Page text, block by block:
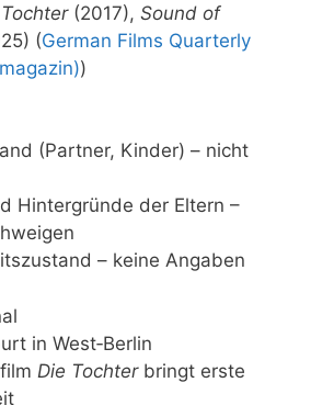
(2017), Sound of
(German Films Quarterly
)
(Partner, Kinder) – nicht
Hintergründe der Eltern –
– keine Angaben
in West‑Berlin
Die Tochterbringt erste